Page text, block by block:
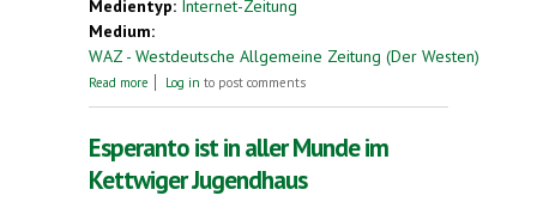
Medientyp: Internet-Zeitung
Medium:
WAZ - Westdeutsche Allgemeine Zeitung (Der Westen)
Read more about Dem Bedeutungsverlust entgegentreten
Log in to post comments
Esperanto ist in aller Munde im
Kettwiger Jugendhaus